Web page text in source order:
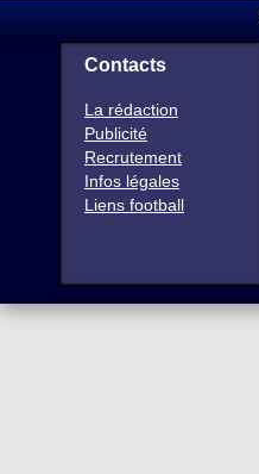
Contacts
La rédaction
Publicité
Recrutement
Infos légales
Liens football